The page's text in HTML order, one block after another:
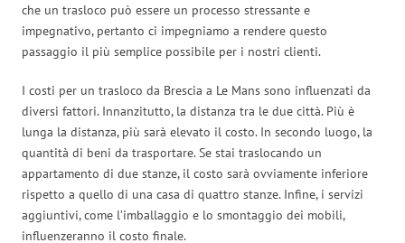
che un trasloco può essere un processo stressante e
impegnativo, pertanto ci impegniamo a rendere questo
passaggio il più semplice possibile per i nostri clienti.
I costi per un trasloco da Brescia a Le Mans sono influenzati da
diversi fattori. Innanzitutto, la distanza tra le due città. Più è
lunga la distanza, più sarà elevato il costo. In secondo luogo, la
quantità di beni da trasportare. Se stai traslocando un
appartamento di due stanze, il costo sarà ovviamente inferiore
rispetto a quello di una casa di quattro stanze. Infine, i servizi
aggiuntivi, come l’imballaggio e lo smontaggio dei mobili,
influenzeranno il costo finale.